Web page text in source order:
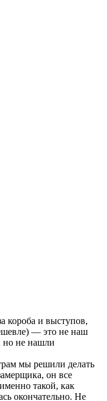
короба и выступов,
— это не наш
но не нашли
мы решили делать
он все
такой, как
окончательно. Не